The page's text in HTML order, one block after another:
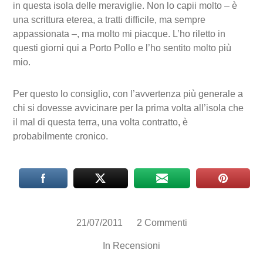
in questa isola delle meraviglie. Non lo capii molto – è
una scrittura eterea, a tratti difficile, ma sempre
appassionata –, ma molto mi piacque. L’ho riletto in
questi giorni qui a Porto Pollo e l’ho sentito molto più
mio.
Per questo lo consiglio, con l’avvertenza più generale a
chi si dovesse avvicinare per la prima volta all’isola che
il mal di questa terra, una volta contratto, è
probabilmente cronico.
21/07/2011 2 Commenti
In Recensioni